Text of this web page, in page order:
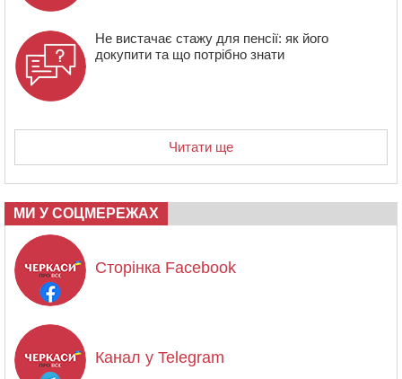
Не вистачає стажу для пенсії: як його
докупити та що потрібно знати
Читати ще
МИ У СОЦМЕРЕЖАХ
Сторінка Facebook
Канал у Telegram